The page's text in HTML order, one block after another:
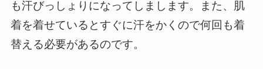
も汗びっしょりになってしまします。また、肌
着を着せているとすぐに汗をかくので何回も着
替える必要があるのです。